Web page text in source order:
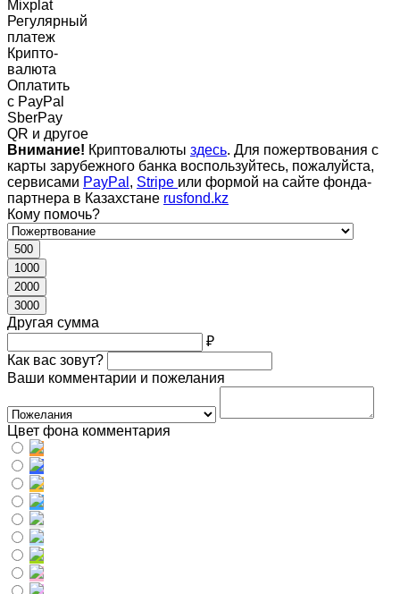
Mixplat
Регулярный
платеж
Крипто-
валюта
Оплатить
c PayPal
SberPay
QR и другое
Внимание! Криптовалюты здесь. Для пожертвования с
карты зарубежного банка воспользуйтесь, пожалуйста,
сервисами PayPal , Stripe или формой на сайте фонда-
партнера в Казахстане rusfond.kz
Кому помочь?
500
1000
2000
3000
Другая сумма
₽
Как вас зовут?
Ваши комментарии и пожелания
Цвет фона комментария